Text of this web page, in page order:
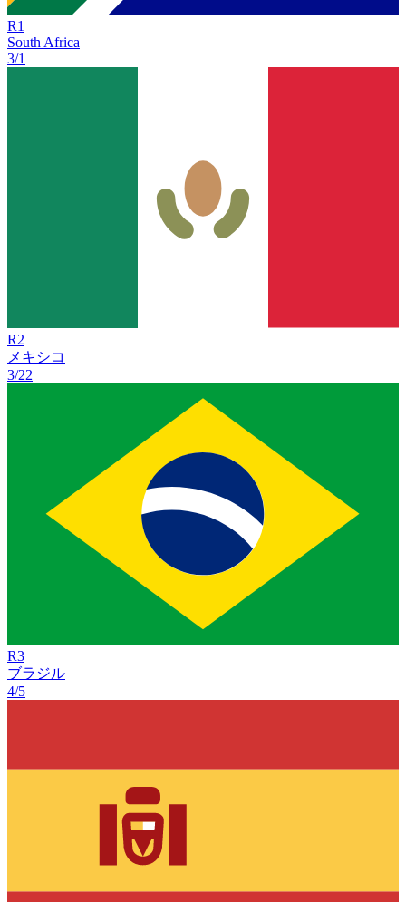
R1
South Africa
3/1
R2
メキシコ
3/22
R3
ブラジル
4/5